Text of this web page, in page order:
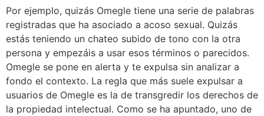
Por ejemplo, quizás Omegle tiene una serie de palabras
registradas que ha asociado a acoso sexual. Quizás
estás teniendo un chateo subido de tono con la otra
persona y empezáis a usar esos términos o parecidos.
Omegle se pone en alerta y te expulsa sin analizar a
fondo el contexto. La regla que más suele expulsar a
usuarios de Omegle es la de transgredir los derechos de
la propiedad intelectual. Como se ha apuntado, uno de